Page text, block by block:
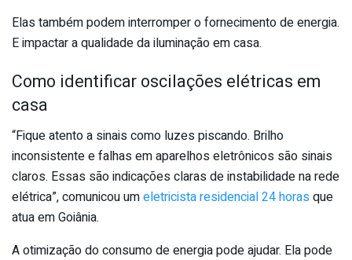
Elas também podem interromper o fornecimento de energia.
E impactar a qualidade da iluminação em casa.
Como identificar oscilações elétricas em
casa
“Fique atento a sinais como luzes piscando. Brilho
inconsistente e falhas em aparelhos eletrônicos são sinais
claros. Essas são indicações claras de instabilidade na rede
elétrica”, comunicou umeletricista residencial 24 horas que
atua em Goiânia.
A otimização do consumo de energia pode ajudar. Ela pode